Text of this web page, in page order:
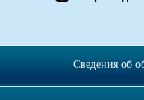
Сведения об